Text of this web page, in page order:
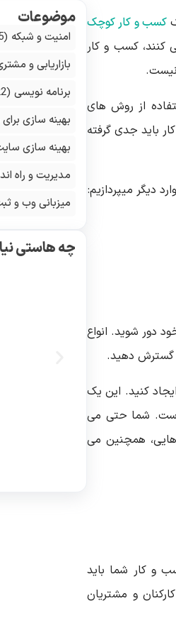
کسب و کار کوچک
کنند، کسب و کار
نیست.
از روش های
باید جدی گرفته
دیگر میپردازیم:
دور شوید. انواع
گسترش دهید.
کنید. این یک
است. شما حتی می
هایی، همچنین می
و کار شما باید
و مشتریان
موضوعات
امنیت و شبکه (55)
بازاریابی و
برنامه نویسی (22)
بهینه سازی
بهینه سازی
مدیریت و راه
میزبانی وب و
چه هاستی